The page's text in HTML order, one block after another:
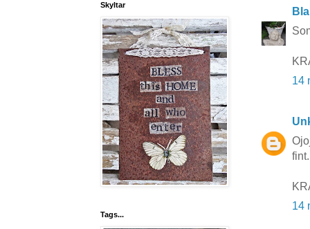
14
14
Skyltar
Tags...